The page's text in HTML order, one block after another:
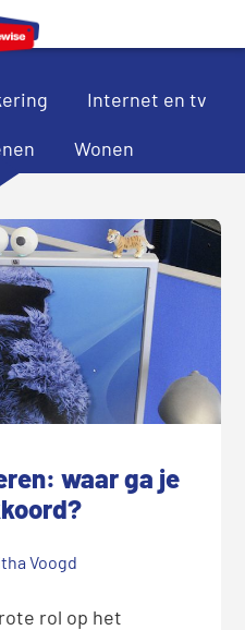
Internet en tv
Wonen
waar ga je
Voogd
rol op het